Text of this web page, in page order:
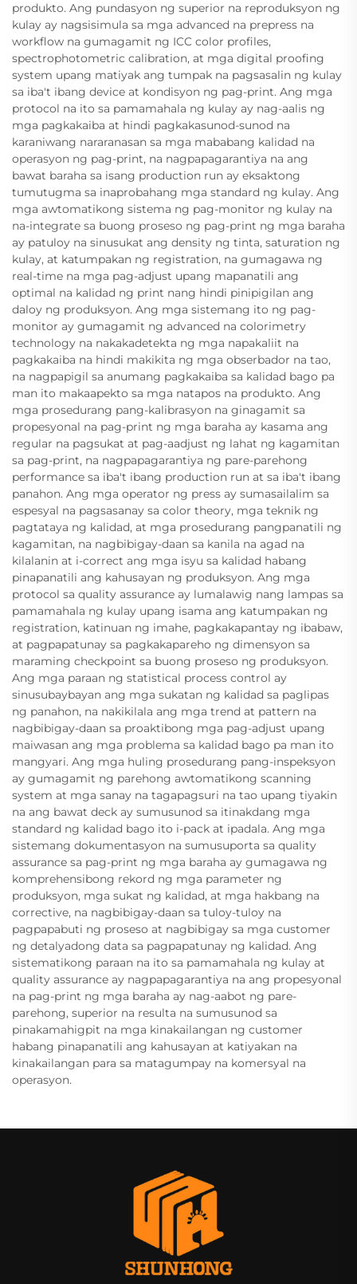
produkto. Ang pundasyon ng superior na reproduksyon ng
kulay ay nagsisimula sa mga advanced na prepress na
workflow na gumagamit ng ICC color profiles,
spectrophotometric calibration, at mga digital proofing
system upang matiyak ang tumpak na pagsasalin ng kulay
sa iba't ibang device at kondisyon ng pag-print. Ang mga
protocol na ito sa pamamahala ng kulay ay nag-aalis ng
mga pagkakaiba at hindi pagkakasunod-sunod na
karaniwang nararanasan sa mga mababang kalidad na
operasyon ng pag-print, na nagpapagarantiya na ang
bawat baraha sa isang production run ay eksaktong
tumutugma sa inaprobahang mga standard ng kulay. Ang
mga awtomatikong sistema ng pag-monitor ng kulay na
na-integrate sa buong proseso ng pag-print ng mga baraha
ay patuloy na sinusukat ang density ng tinta, saturation ng
kulay, at katumpakan ng registration, na gumagawa ng
real-time na mga pag-adjust upang mapanatili ang
optimal na kalidad ng print nang hindi pinipigilan ang
daloy ng produksyon. Ang mga sistemang ito ng pag-
monitor ay gumagamit ng advanced na colorimetry
technology na nakakadetekta ng mga napakaliit na
pagkakaiba na hindi makikita ng mga obserbador na tao,
na nagpapigil sa anumang pagkakaiba sa kalidad bago pa
man ito makaapekto sa mga natapos na produkto. Ang
mga prosedurang pang-kalibrasyon na ginagamit sa
propesyonal na pag-print ng mga baraha ay kasama ang
regular na pagsukat at pag-aadjust ng lahat ng kagamitan
sa pag-print, na nagpapagarantiya ng pare-parehong
performance sa iba't ibang production run at sa iba't ibang
panahon. Ang mga operator ng press ay sumasailalim sa
espesyal na pagsasanay sa color theory, mga teknik ng
pagtataya ng kalidad, at mga prosedurang pangpanatili ng
kagamitan, na nagbibigay-daan sa kanila na agad na
kilalanin at i-correct ang mga isyu sa kalidad habang
pinapanatili ang kahusayan ng produksyon. Ang mga
protocol sa quality assurance ay lumalawig nang lampas sa
pamamahala ng kulay upang isama ang katumpakan ng
registration, katinuan ng imahe, pagkakapantay ng ibabaw,
at pagpapatunay sa pagkakapareho ng dimensyon sa
maraming checkpoint sa buong proseso ng produksyon.
Ang mga paraan ng statistical process control ay
sinusubaybayan ang mga sukatan ng kalidad sa paglipas
ng panahon, na nakikilala ang mga trend at pattern na
nagbibigay-daan sa proaktibong mga pag-adjust upang
maiwasan ang mga problema sa kalidad bago pa man ito
mangyari. Ang mga huling prosedurang pang-inspeksyon
ay gumagamit ng parehong awtomatikong scanning
system at mga sanay na tagapagsuri na tao upang tiyakin
na ang bawat deck ay sumusunod sa itinakdang mga
standard ng kalidad bago ito i-pack at ipadala. Ang mga
sistemang dokumentasyon na sumusuporta sa quality
assurance sa pag-print ng mga baraha ay gumagawa ng
komprehensibong rekord ng mga parameter ng
produksyon, mga sukat ng kalidad, at mga hakbang na
corrective, na nagbibigay-daan sa tuloy-tuloy na
pagpapabuti ng proseso at nagbibigay sa mga customer
ng detalyadong data sa pagpapatunay ng kalidad. Ang
sistematikong paraan na ito sa pamamahala ng kulay at
quality assurance ay nagpapagarantiya na ang propesyonal
na pag-print ng mga baraha ay nag-aabot ng pare-
parehong, superior na resulta na sumusunod sa
pinakamahigpit na mga kinakailangan ng customer
habang pinapanatili ang kahusayan at katiyakan na
kinakailangan para sa matagumpay na komersyal na
operasyon.